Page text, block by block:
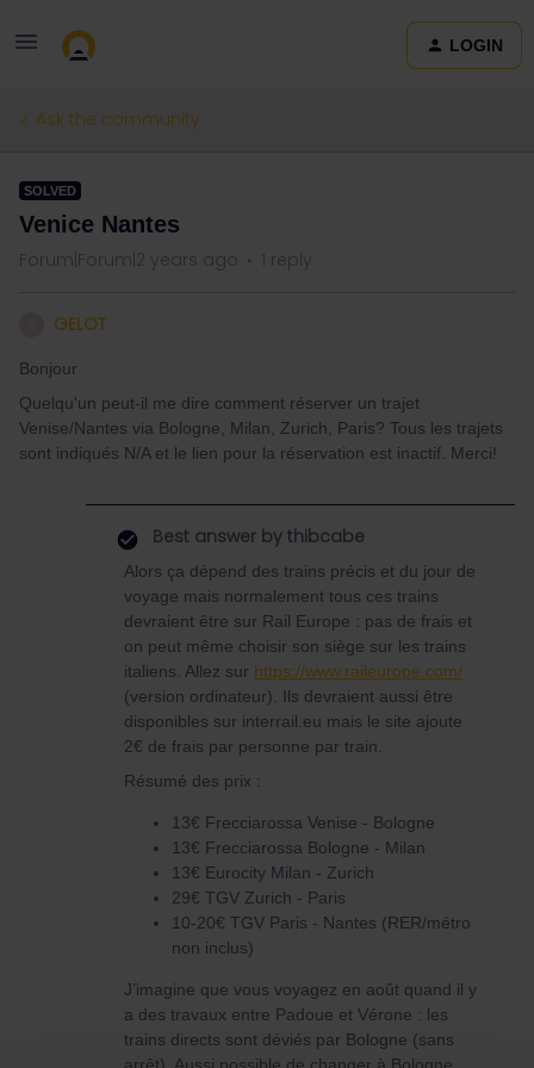
LOGIN
Ask the community
SOLVED
Venice Nantes
Forum|Forum|2 years ago 1 reply
GELOT
Bonjour
Quelqu'un peut-il me dire comment réserver un trajet
Venise/Nantes via Bologne, Milan, Zurich, Paris? Tous les trajets
sont indiqués N/A et le lien pour la réservation est inactif. Merci!
Best answer by thibcabe
Alors ça dépend des trains précis et du jour de
voyage mais normalement tous ces trains
devraient être sur Rail Europe : pas de frais et
on peut même choisir son siège sur les trains
italiens. Allez sur https://www.raileurope.com/
(version ordinateur). Ils devraient aussi être
disponibles sur interrail.eu mais le site ajoute
2€ de frais par personne par train.
Résumé des prix :
13€ Frecciarossa Venise - Bologne
13€ Frecciarossa Bologne - Milan
13€ Eurocity Milan - Zurich
29€ TGV Zurich - Paris
10-20€ TGV Paris - Nantes (RER/métro
non inclus)
J’imagine que vous voyagez en août quand il y
a des travaux entre Padoue et Vérone : les
trains directs sont déviés par Bologne (sans